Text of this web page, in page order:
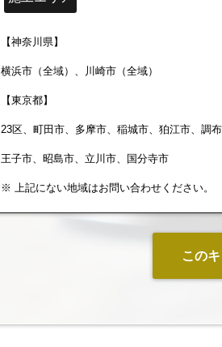
【神奈川県】
横浜市（全域）、川崎市（全域）
【東京都】
23区、町田市、多摩市、稲城市、狛江市、調
王子市、昭島市、立川市、国分寺市
※ 上記にない地域はお問い合わせください。
この